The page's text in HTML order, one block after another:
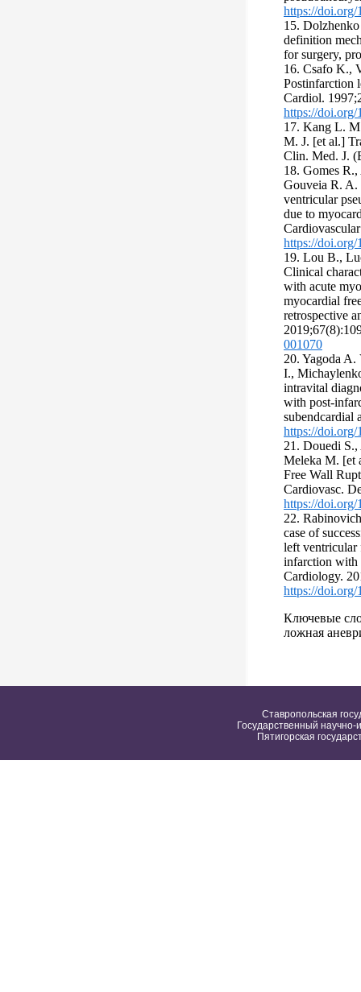
https://doi.org/
15.
definition
for surgery,
16. Csafo K.,
Postinfarction
Cardiol.
https://doi.org/
17. Kang L.
M. J. [et al.]
Clin. Med. J.
18. Gomes
Gouveia R. A.
ventricular
due to
https://doi.org/
19. Lou B.,
Clinical
with acute
myocardial
retrospective
001070
20. Yagoda
I.,
intravital
with post-
subendcardial
https://doi.org/
21. Douedi
Meleka M. [et
Free Wall
Cardiovasc.
https://
22.
case of
left ventricular
infarction with
Cardiology.
https://doi.org/
Ключевые
ложная
Ставропольская
Государственный научно-
Пятигорская